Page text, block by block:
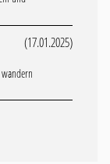
(17.01.2025)